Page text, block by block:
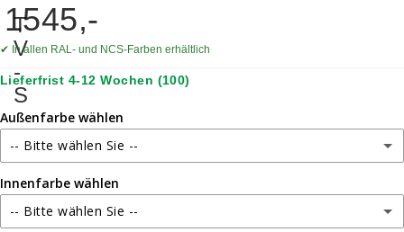
T
V
-
S
i
d
e
b
o
1545,-
✔ In allen RAL- und NCS-Farben erhältlich
Lieferfrist 4-12 Wochen (100)
Außenfarbe wählen
-- Bitte wählen Sie --
RAL 9010 – Reinweiß
RAL 9001 – Cremeweiß
Innenfarbe wählen
-- Bitte wählen Sie --